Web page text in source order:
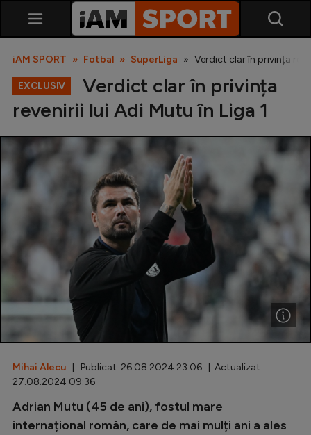
SuperLiga
Liga 2
Cupa României
Echipa Națională
Diverse
Inedit
Clasamente
iAM SPORT Fotbal SuperLiga Verdict clar în privința
EXCLUSIV
Verdict clar în privința
revenirii lui Adi Mutu în Liga 1
Mihai Alecu | Publicat: 26.08.2024 23:06 | Actualizat:
27.08.2024 09:36
Adrian Mutu (45 de ani), fostul mare
internațional român, care de mai mulți ani a ales